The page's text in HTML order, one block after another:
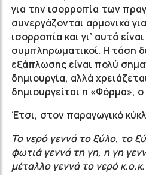
για την ισορροπία των
συνεργάζονται αρμονικά
ισορροπία και γι’ αυτό
συμπληρωματικοί. Η τάση
εξάπλωσης είναι πολύ
δημιουργία, αλλά
δημιουργείται η «Φόρμα»,
Έτσι, στον παραγωγικό
Το νερό γεννά το ξύλο, το
φωτιά γεννά τη γη, η γη
μέταλλο γεννά το νερό κ.ο.κ.